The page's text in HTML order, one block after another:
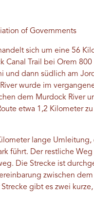
of Governments
sich um eine 56
Canal Trail bei Orem
dann südlich am
wurde im
dem Murdock River
etwa 1,2 Kilometer
lange
führt. Der restliche
Die Strecke ist
zwischen
gibt es zwei